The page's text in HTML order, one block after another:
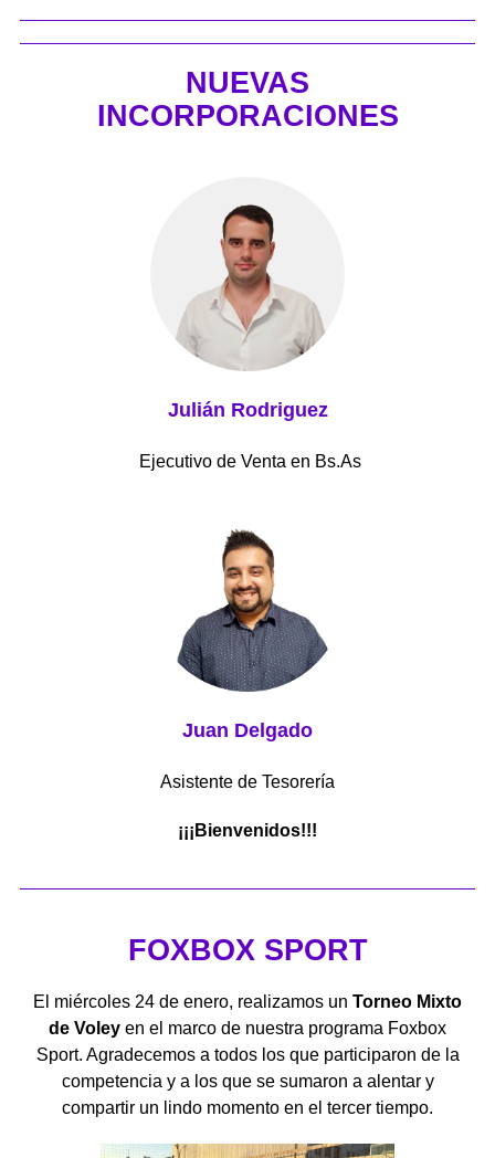
NUEVAS
INCORPORACIONES
Julián Rodriguez
Ejecutivo de Venta en Bs.As
Juan Delgado
Asistente de Tesorería
¡¡¡Bienvenidos!!!
FOXBOX SPORT
El miércoles 24 de enero, realizamos un Torneo Mixto
de Voley en el marco de nuestra programa Foxbox
Sport. Agradecemos a todos los que participaron de la
competencia y a los que se sumaron a alentar y
compartir un lindo momento en el tercer tiempo.